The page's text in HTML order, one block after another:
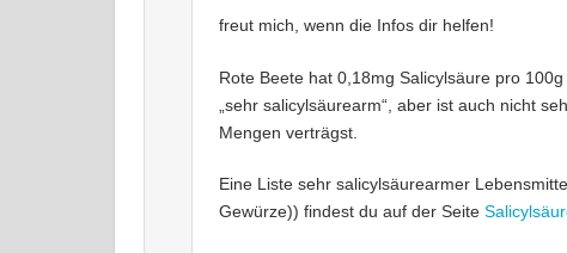
freut mich, wenn die Infos dir helfen!
Rote Beete hat 0,18mg Salicylsäure pro
„sehr salicylsäurearm“, aber ist auch nicht
Mengen verträgst.
Eine Liste sehr salicylsäurearmer
Gewürze)) findest du auf der Seite